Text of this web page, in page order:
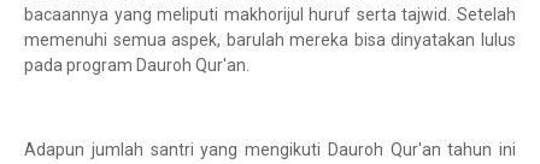
bacaannya yang meliputi makhorijul huruf serta tajwid. Setelah
memenuhi semua aspek, barulah mereka bisa dinyatakan lulus
pada program Dauroh Qur'an.
Adapun jumlah santri yang mengikuti Dauroh Qur'an tahun ini